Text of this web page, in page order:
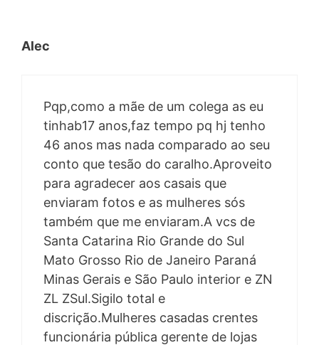
Alec
Pqp,como a mãe de um colega as eu
tinhab17 anos,faz tempo pq hj tenho
46 anos mas nada comparado ao seu
conto que tesão do caralho.Aproveito
para agradecer aos casais que
enviaram fotos e as mulheres sós
também que me enviaram.A vcs de
Santa Catarina Rio Grande do Sul
Mato Grosso Rio de Janeiro Paraná
Minas Gerais e São Paulo interior e ZN
ZL ZSul.Sigilo total e
discrição.Mulheres casadas crentes
funcionária pública gerente de lojas